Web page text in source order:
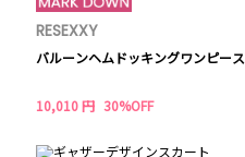
RESEXXY
バルーンヘムドッキングワンピース
10,010 円 30%OFF